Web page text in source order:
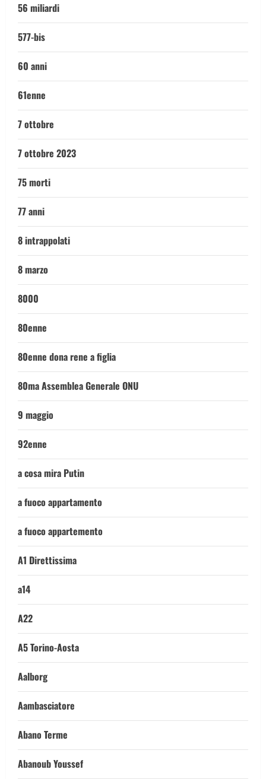
56 miliardi
577-bis
60 anni
61enne
7 ottobre
7 ottobre 2023
75 morti
77 anni
8 intrappolati
8 marzo
8000
80enne
80enne dona rene a figlia
80ma Assemblea Generale ONU
9 maggio
92enne
a cosa mira Putin
a fuoco appartamento
a fuoco appartemento
A1 Direttissima
a14
A22
A5 Torino-Aosta
Aalborg
Aambasciatore
Abano Terme
Abanoub Youssef